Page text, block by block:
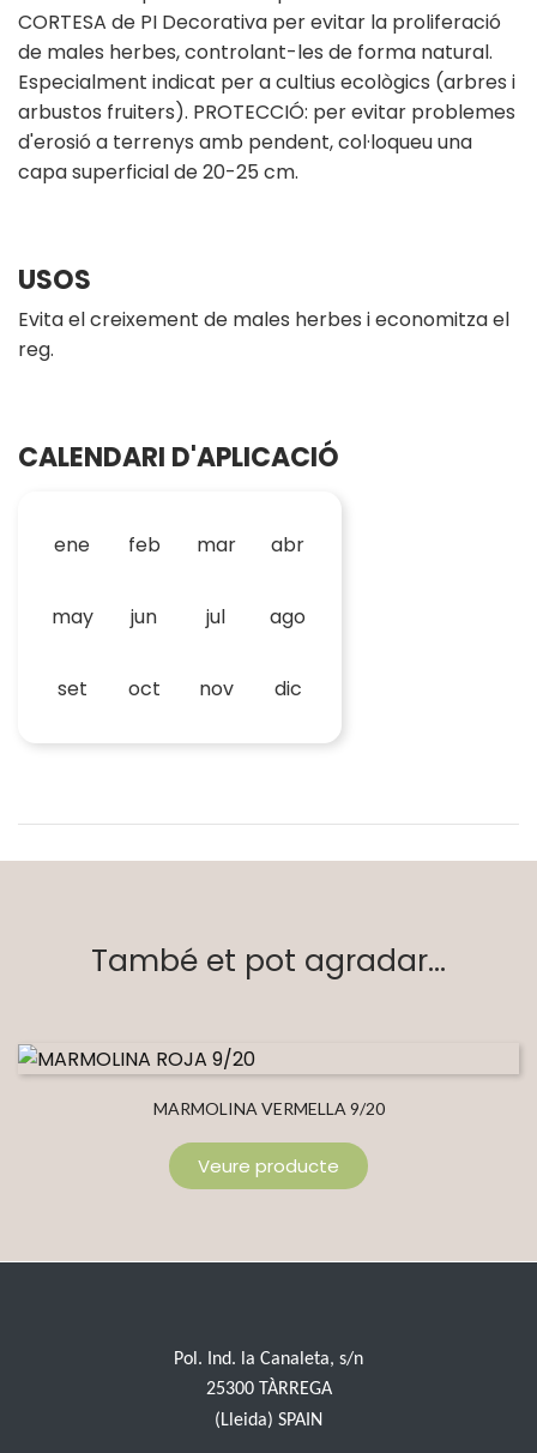
CORTESA de PI Decorativa per evitar la proliferació
de males herbes, controlant-les de forma natural.
Especialment indicat per a cultius ecològics (arbres i
arbustos fruiters). PROTECCIÓ: per evitar problemes
d'erosió a terrenys amb pendent, col·loqueu una
capa superficial de 20-25 cm.
USOS
Evita el creixement de males herbes i economitza el
reg.
CALENDARI D'APLICACIÓ
ene feb mar abr
may jun jul ago
set oct nov dic
També et pot agradar...
MARMOLINA VERMELLA 9/20
Veure producte
Pol. Ind. la Canaleta, s/n
25300 TÀRREGA
(Lleida) SPAIN